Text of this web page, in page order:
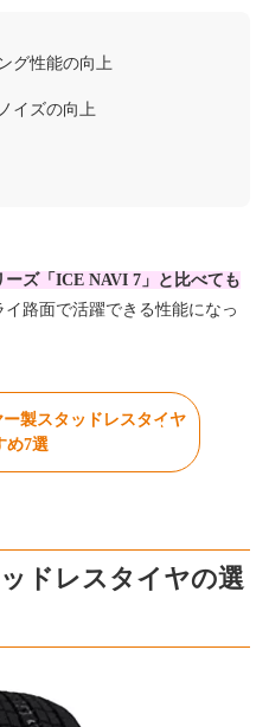
グ性能の向上
イズの向上
ズ「ICE NAVI 7」と比べても
イ路面で活躍できる性能になっ
製スタッドレスタイヤ
め7選
ドレスタイヤの選